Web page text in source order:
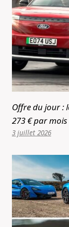
Offre du jour :
273 € par mois
3 juillet 2026